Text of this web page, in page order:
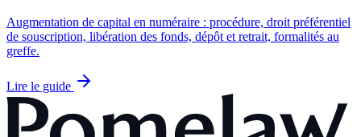
Augmentation de capital en numéraire : procédure, droit préférentiel
de souscription, libération des fonds, dépôt et retrait, formalités au
greffe.
Lire le guide